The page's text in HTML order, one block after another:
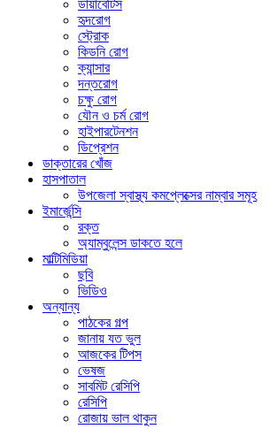
ডায়াবেটিস
হৃদরোগ
স্ট্রোক
কিডনি রোগ
ক্যান্সার
দন্তরোগ
চক্ষু রোগ
যৌন ও চর্ম রোগ
হাইপারটেনশন
ডিপ্রেশন
ডাক্তারের খোঁজ
হাসপাতাল
উপজেলা স্বাস্থ্য কমপ্লেক্সের নাম্বার সমূহ
ইমার্জেন্সি
রক্ত
অ্যাম্বুলেন্স ডাকতে হলে
মাল্টিমিডিয়া
ছবি
ভিডিও
অন্যান্য
পাঠকের গল্প
জানায় যত ভুল
আজকের টিপস
ভেষজ
সাবমিট রেসিপি
রেসিপি
রোজায় ভাল থাকুন